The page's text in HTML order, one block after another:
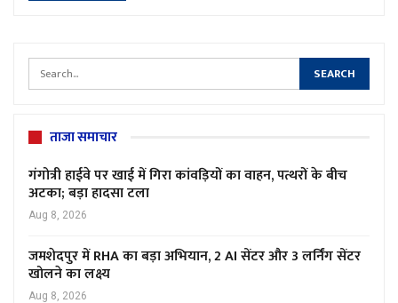
ताजा समाचार
गंगोत्री हाईवे पर खाई में गिरा कांवड़ियों का वाहन, पत्थरों के बीच
अटका; बड़ा हादसा टला
Aug 8, 2026
जमशेदपुर में RHA का बड़ा अभियान, 2 AI सेंटर और 3 लर्निंग सेंटर
खोलने का लक्ष्य
Aug 8, 2026